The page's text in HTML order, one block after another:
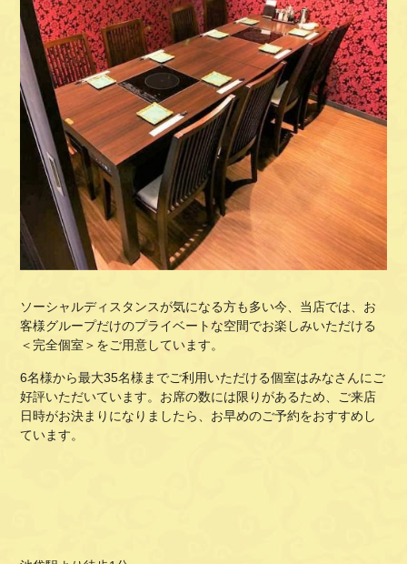
ソーシャルディスタンスが気になる方も多い今、当店では、お
客様グループだけのプライベートな空間でお楽しみいただける
＜完全個室＞をご用意しています。
6名様から最大35名様までご利用いただける個室はみなさんにご
好評いただいています。お席の数には限りがあるため、ご来店
日時がお決まりになりましたら、お早めのご予約をおすすめし
ています。